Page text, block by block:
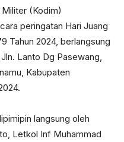
(Kodim)
peringatan Hari Juang
Tahun 2024, berlangsung
Lanto Dg Pasewang,
Kabupaten
langsung oleh
Letkol Inf Muhammad